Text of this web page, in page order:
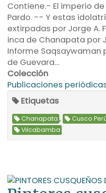
Contiene.- El imperio
Pardo. -- Y estas
extirpadas por Jorge A.
inca de Chanapata por
Informe Saqsaywaman
de Guevara…
Colección
Publicaciones
Etiquetas
Chanapata , Cusco
Vilcabamba